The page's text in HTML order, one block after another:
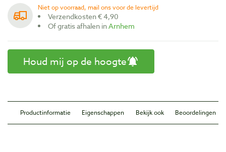
Niet op voorraad, mail ons voor de levertijd
Verzendkosten € 4,90
Of gratis afhalen inArnhem
Houd mij op de hoogte
Productinformatie Eigenschappen Bekijk ook Beoordelingen